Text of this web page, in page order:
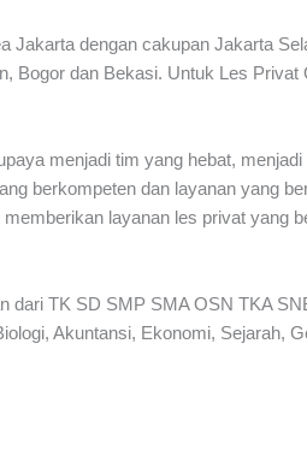
Jakarta dengan cakupan Jakarta
Bogor dan Bekasi. Untuk Les Privat
menjadi tim yang hebat, menjadi
berkompeten dan layanan yang
layanan les privat yang
dari TK SD SMP SMA OSN TKA
Akuntansi, Ekonomi, Sejarah,